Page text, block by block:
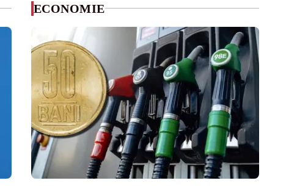
ECONOMIE